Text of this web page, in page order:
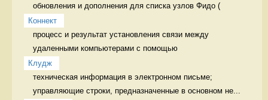
обновления и дополнения для списка узлов Фидо (
Коннект
процесс и результат установления связи между
удаленными компьютерами с помощью
Клудж
техническая информация в электронном письме;
управляющие строки, предназначенные в основном не...